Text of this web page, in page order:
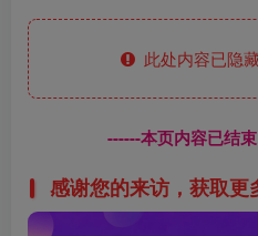
此处内容已隐
------本页内容已结
感谢您的来访，获取更